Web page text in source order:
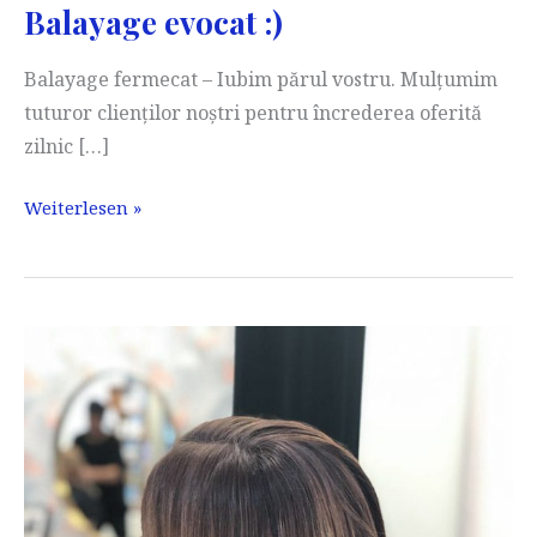
Balayage evocat :)
Balayage fermecat – Iubim părul vostru. Mulțumim
tuturor clienților noștri pentru încrederea oferită
zilnic […]
Balayage
:)
Weiterlesen »